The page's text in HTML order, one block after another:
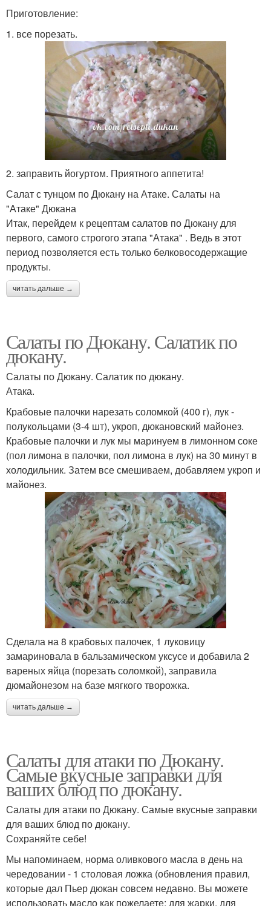
Приготовление:
1. все порезать.
2. заправить йогуртом. Приятного аппетита!
Салат с тунцом по Дюкану на Атаке. Салаты на
"Атаке" Дюкана
Итак, перейдем к рецептам салатов по Дюкану для
первого, самого строгого этапа "Атака" . Ведь в этот
период позволяется есть только белковосодержащие
продукты.
читать дальше →
Салаты по Дюкану. Салатик по
дюкану.
Салаты по Дюкану. Салатик по дюкану.
Атака.
Крабовые палочки нарезать соломкой (400 г), лук -
полукольцами (3-4 шт), укроп, дюкановский майонез.
Крабовые палочки и лук мы маринуем в лимонном соке
(пол лимона в палочки, пол лимона в лук) на 30 минут в
холодильник. Затем все смешиваем, добавляем укроп и
майонез.
Сделала на 8 крабовых палочек, 1 луковицу
замариновала в бальзамическом уксусе и добавила 2
вареных яйца (порезать соломкой), заправила
дюмайонезом на базе мягкого творожка.
читать дальше →
Салаты для атаки по Дюкану.
Самые вкусные заправки для
ваших блюд по дюкану.
Салаты для атаки по Дюкану. Самые вкусные заправки
для ваших блюд по дюкану.
Сохраняйте себе!
Мы напоминаем, норма оливкового масла в день на
чередовании - 1 столовая ложка (обновления правил,
которые дал Пьер дюкан совсем недавно. Вы можете
использовать масло как пожелаете: для жарки, для